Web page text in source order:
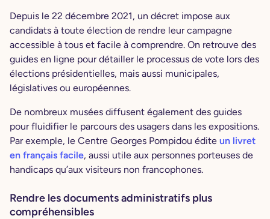
Depuis le 22 décembre 2021, un décret impose aux
candidats à toute élection de rendre leur campagne
accessible à tous et facile à comprendre. On retrouve des
guides en ligne pour détailler le processus de vote lors des
élections présidentielles, mais aussi municipales,
législatives ou européennes.
De nombreux musées diffusent également des guides
pour fluidifier le parcours des usagers dans les expositions.
Par exemple, le Centre Georges Pompidou édite un livret
en français facile, aussi utile aux personnes porteuses de
handicaps qu’aux visiteurs non francophones.
Rendre les documents administratifs plus
compréhensibles